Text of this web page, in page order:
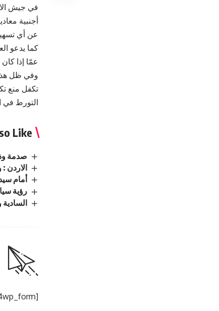
في جيش
أجنبية
عن أي
كما يدعو
عمّا إذا
وفي ظل
تكفل منع
التورط في
Like
صدمة وذهول
الاردن :
أمام
رؤية
[mc4wp_form]